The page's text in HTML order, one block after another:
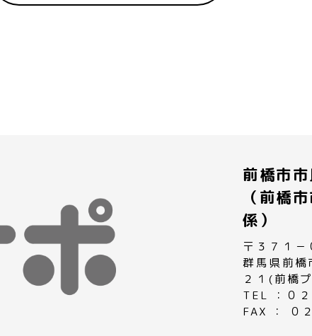
前橋市
（前橋
係）
〒３７１
群馬県前
２１(前橋
TEL ：０
FAX ： ０